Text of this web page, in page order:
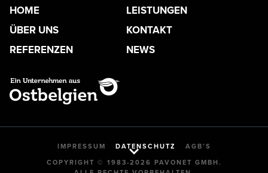
HOME
ÜBER UNS
REFERENZEN
LEISTUNGEN
KONTAKT
NEWS
IMPRESSUM DATENSCHUTZ
AGB’S
COPYRIGHT © 1983-2026 PAVONET GMBH.